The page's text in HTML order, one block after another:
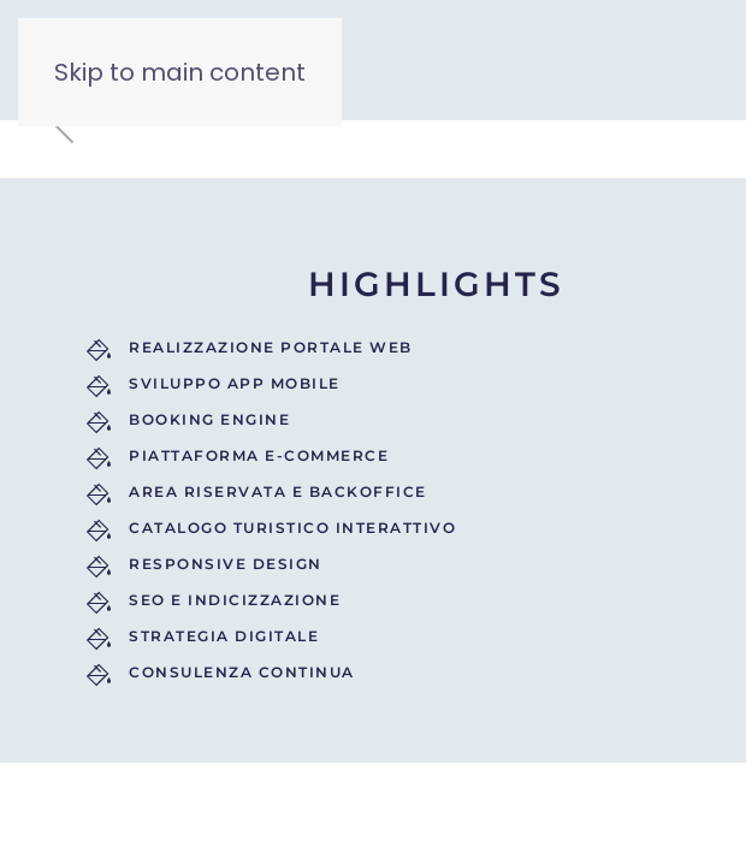
Skip to main content
HIGHLIGHTS
REALIZZAZIONE PORTALE WEB
SVILUPPO APP MOBILE
BOOKING ENGINE
PIATTAFORMA E-COMMERCE
AREA RISERVATA E BACKOFFICE
CATALOGO TURISTICO INTERATTIVO
RESPONSIVE DESIGN
SEO E INDICIZZAZIONE
STRATEGIA DIGITALE
CONSULENZA CONTINUA